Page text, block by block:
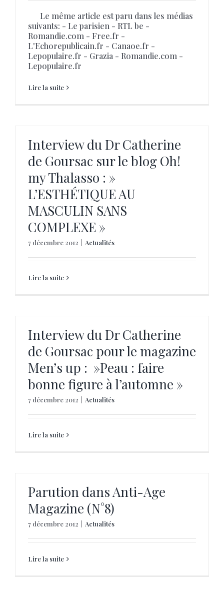
Le même article est paru dans les médias
suivants: - Le parisien - RTL be -
Romandie.com - Free.fr -
L'Echorepublicain.fr - Canaoe.fr -
Lepopulaire.fr - Grazia - Romandie.com -
Lepopulaire.fr
Lire la suite
Interview du Dr Catherine
de Goursac sur le blog Oh!
my Thalasso : »
L’ESTHÉTIQUE AU
MASCULIN SANS
COMPLEXE »
7 décembre 2012 Actualités
Lire la suite
Interview du Dr Catherine
de Goursac pour le magazine
Men’s up : »Peau : faire
bonne figure à l’automne »
7 décembre 2012 Actualités
Lire la suite
Parution dans Anti-Age
Magazine (N°8)
7 décembre 2012 Actualités
Lire la suite